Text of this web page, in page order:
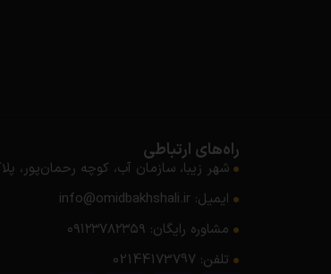
راه‌های ارتباطی
شهر زیبا، سازمان آب، کوچه رحمان‌پور، پلاک ۳۲،
ایمیل: info@omidbakhshali.ir
مشاوره رایگان: ۰۹۱۲۳۷۸۲۳۵۹
تلفن: 02144173797